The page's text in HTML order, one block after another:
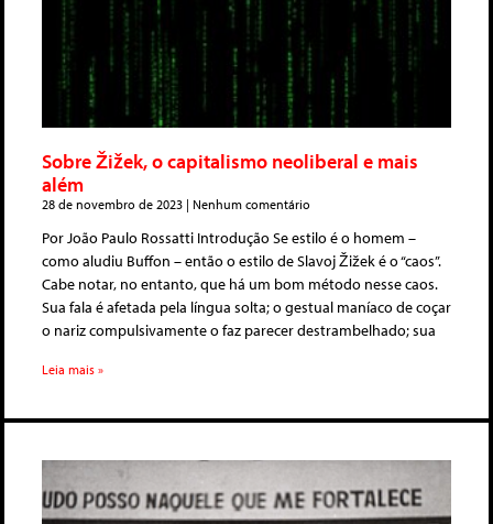
Sobre Žižek, o capitalismo neoliberal e mais
além
28 de novembro de 2023 Nenhum comentário
Por João Paulo Rossatti Introdução Se estilo é o homem –
como aludiu Buffon – então o estilo de Slavoj Žižek é o “caos”.
Cabe notar, no entanto, que há um bom método nesse caos.
Sua fala é afetada pela língua solta; o gestual maníaco de coçar
o nariz compulsivamente o faz parecer destrambelhado; sua
Leia mais »